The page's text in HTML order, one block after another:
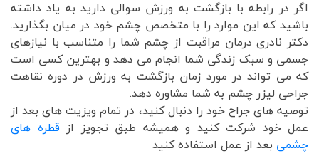
اگر در رابطه با بازگشت به ورزش سوالی دارید به یاد داشته
باشید که این موارد را با متخصص چشم خود در میان بگذارید.
دکتر نادری درمان مراقبت از چشم شما را متناسب با نیازهای
جسمی و سبک زندگی شما انجام می دهد و بهترین کسی است
که می تواند در مورد زمان بازگشت به ورزش در دوره نقاهت
جراحی لیزر چشم به شما مشاوره دهد.
توصیه های جراح خود را دنبال کنید، در تمام ویزیت های بعد از
عمل خود شرکت کنید و همیشه طبق تجویز از قطره های
چشمی بعد از عمل استفاده کنید